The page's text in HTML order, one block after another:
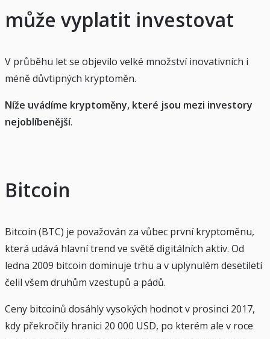
může vyplatit investovat
V průběhu let se objevilo velké množství inovativních i
méně důvtipných kryptoměn.
Níže uvádíme kryptoměny, které jsou mezi investory
nejoblíbenější.
Bitcoin
Bitcoin (BTC) je považován za vůbec první kryptoměnu,
která udává hlavní trend ve světě digitálních aktiv. Od
ledna 2009 bitcoin dominuje trhu a v uplynulém desetiletí
čelil všem druhům vzestupů a pádů.
Ceny bitcoinů dosáhly vysokých hodnot v prosinci 2017,
kdy překročily hranici 20 000 USD, po kterém ale v roce